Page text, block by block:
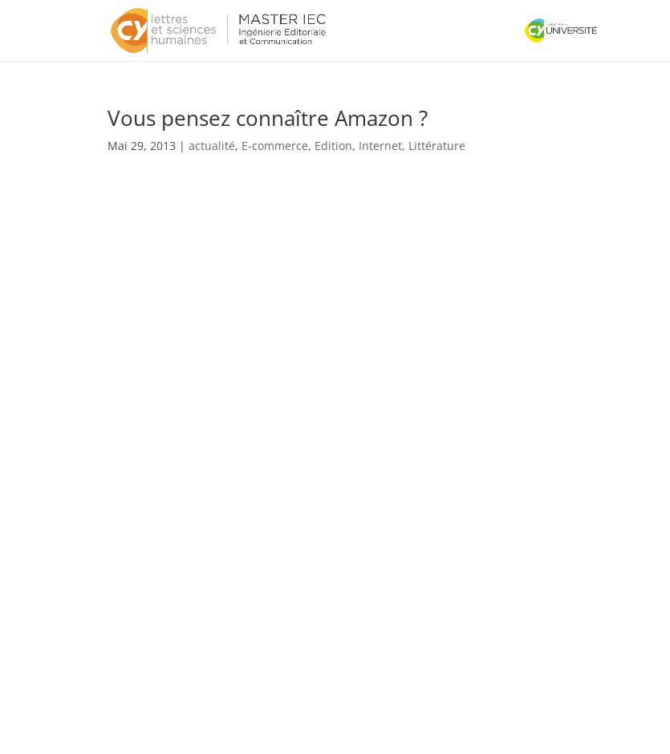
Vous pensez connaître Amazon ?
Mai 29, 2013 |actualité, E-commerce, Edition, Internet, Littérature